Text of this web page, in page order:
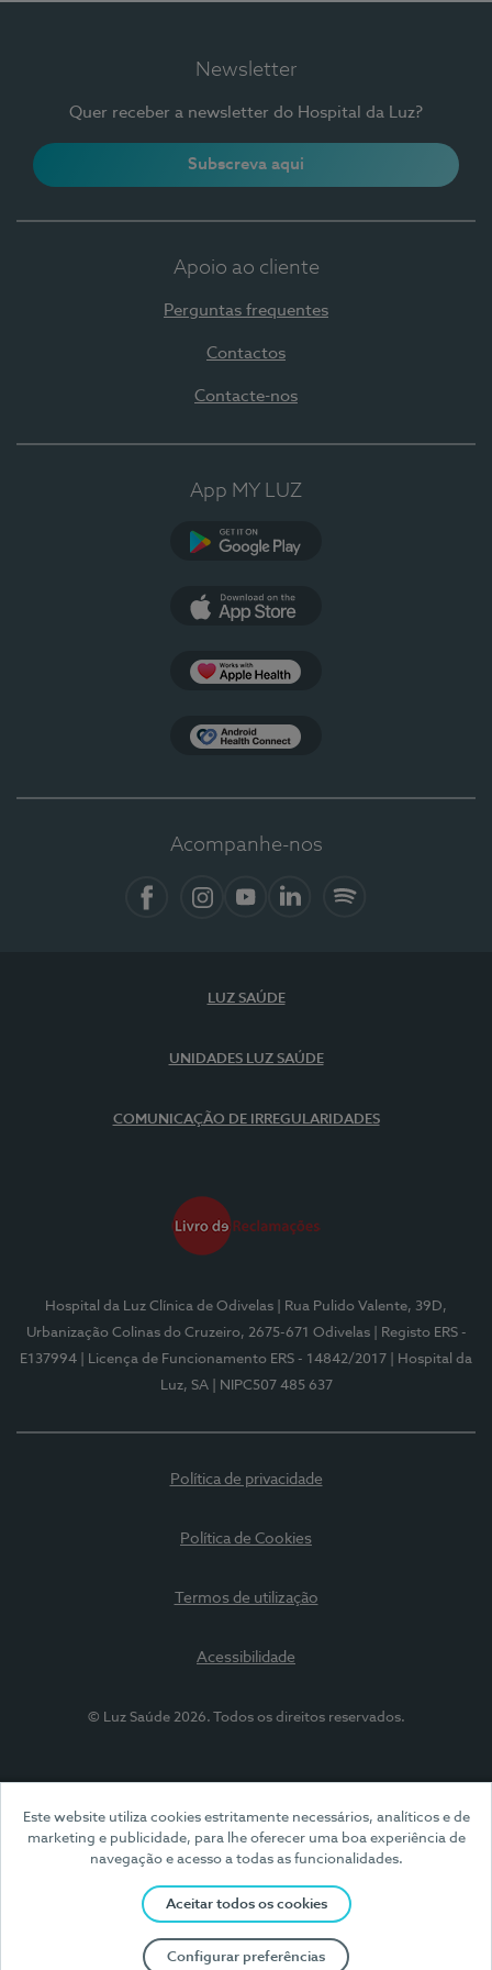
Este website utiliza cookies estritamente necessários, analíticos e de
marketing e publicidade, para lhe oferecer uma boa experiência de
navegação e acesso a todas as funcionalidades.
Aceitar todos os cookies
Configurar preferências
Newsletter
Quer receber a newsletter do Hospital da Luz?
Subscreva aqui
Apoio ao cliente
Perguntas frequentes
Contactos
Contacte-nos
App MY LUZ
Acompanhe-nos
LUZ SAÚDE
UNIDADES LUZ SAÚDE
COMUNICAÇÃO DE IRREGULARIDADES
Hospital da Luz Clínica de Odivelas
| Rua Pulido Valente, 39D,
Urbanização Colinas do Cruzeiro, 2675-671 Odivelas
| Registo ERS -
E137994
| Licença de Funcionamento ERS - 14842/2017
| Hospital da
Luz, SA
| NIPC507 485 637
Política de privacidade
Política de Cookies
Termos de utilização
Acessibilidade
© Luz Saúde 2026. Todos os direitos reservados.